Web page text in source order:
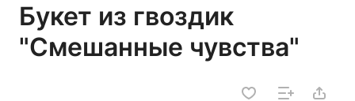
Букет из гвоздик
"Смешанные чувства"